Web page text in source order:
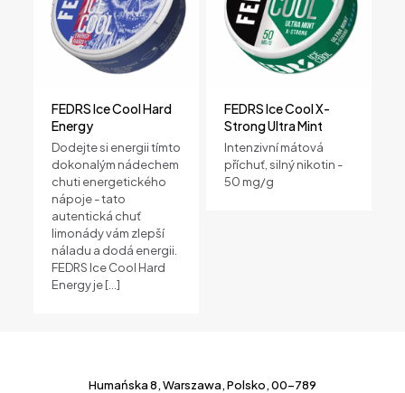
FEDRS Ice Cool Hard
Energy
Dodejte si energii tímto
dokonalým nádechem
chuti energetického
nápoje - tato
autentická chuť
limonády vám zlepší
náladu a dodá energii.
FEDRS Ice Cool Hard
Energy je[…]
FEDRS Ice Cool X-
Strong Ultra Mint
Intenzivní mátová
příchuť, silný nikotin -
50 mg/g
Humańska 8, Warszawa, Polsko, 00-789